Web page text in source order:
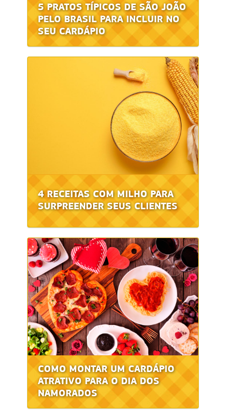
5 PRATOS TÍPICOS DE SÃO JOÃO
PELO BRASIL PARA INCLUIR NO
SEU CARDÁPIO
4 RECEITAS COM MILHO PARA
SURPREENDER SEUS CLIENTES
COMO MONTAR UM CARDÁPIO
ATRATIVO PARA O DIA DOS
NAMORADOS